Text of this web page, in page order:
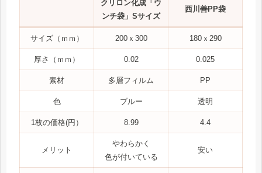
クリロン化成「ウ
ンチ袋」Sサイズ
西川善PP袋
サイズ（ｍｍ） 200ｘ300 180ｘ290
厚さ（ｍｍ） 0.02 0.025
素材 多層フィルム PP
色 ブルー 透明
1枚の価格(円） 8.99 4.4
メリット
やわらかく
色が付いている
安い